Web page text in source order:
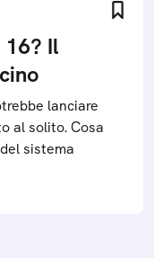
Il
lanciare
al solito. Cosa
sistema